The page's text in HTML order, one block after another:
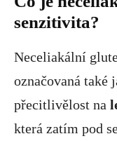
senzitivita?
Neceliakální
označovaná
přecitlivělost na
která zatím pod